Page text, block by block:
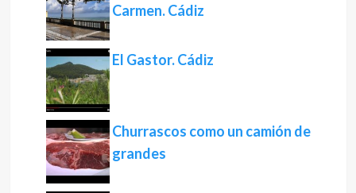
Carmen. Cádiz
El Gastor. Cádiz
Churrascos como un camión de
grandes